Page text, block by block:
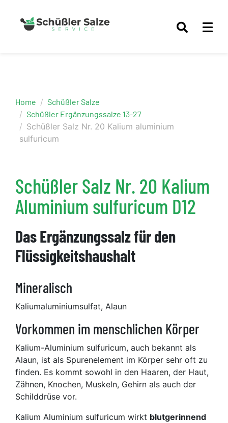
Home
Schüßler Salze
Schüßler Ergänzungssalze 13-27
Schüßler Salz Nr. 20 Kalium aluminium
sulfuricum
Schüßler Salz Nr. 20 Kalium
Aluminium sulfuricum D12
Das Ergänzungssalz für den
Flüssigkeitshaushalt
Mineralisch
Kaliumaluminiumsulfat, Alaun
Vorkommen im menschlichen Körper
Kalium-Aluminium sulfuricum, auch bekannt als
Alaun, ist als Spurenelement im Körper sehr oft zu
finden. Es kommt sowohl in den Haaren, der Haut,
Zähnen, Knochen, Muskeln, Gehirn als auch der
Schilddrüse vor.
Kalium Aluminium sulfuricum wirkt blutgerinnend